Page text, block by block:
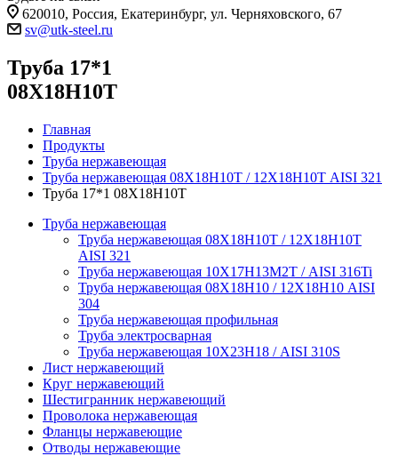
620010, Россия, Екатеринбург, ул. Черняховского, 67
sv@utk-steel.ru
Труба 17*1
08Х18Н10Т
Главная
Продукты
Труба нержавеющая
Труба нержавеющая 08Х18Н10Т / 12Х18Н10Т AISI 321
Труба 17*1 08Х18Н10Т
Труба нержавеющая
Труба нержавеющая 08Х18Н10Т / 12Х18Н10Т
AISI 321
Труба нержавеющая 10Х17Н13М2Т / AISI 316Ti
Труба нержавеющая 08Х18Н10 / 12Х18Н10 AISI
304
Труба нержавеющая профильная
Труба электросварная
Труба нержавеющая 10Х23Н18 / AISI 310S
Лист нержавеющий
Круг нержавеющий
Шестигранник нержавеющий
Проволока нержавеющая
Фланцы нержавеющие
Отводы нержавеющие